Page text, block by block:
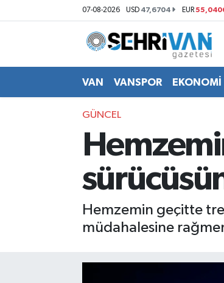
07-08-2026 USD 47,6704 EUR
VAN VANSPOR EKONOMİ
GÜNCEL
Hemzemin geçitte
müdahalesine
Van Nöbetçi Eczaneler
Van Hava Durumu
VAN Namaz Vakitleri
Van Trafik Yoğunluk Haritası
Süper Lig Puan Durumu ve Fikstür
Son Dakika Haberleri
Haber Arşivi